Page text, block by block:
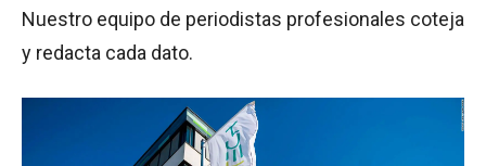
Nuestro equipo de periodistas profesionales coteja
y redacta cada dato.